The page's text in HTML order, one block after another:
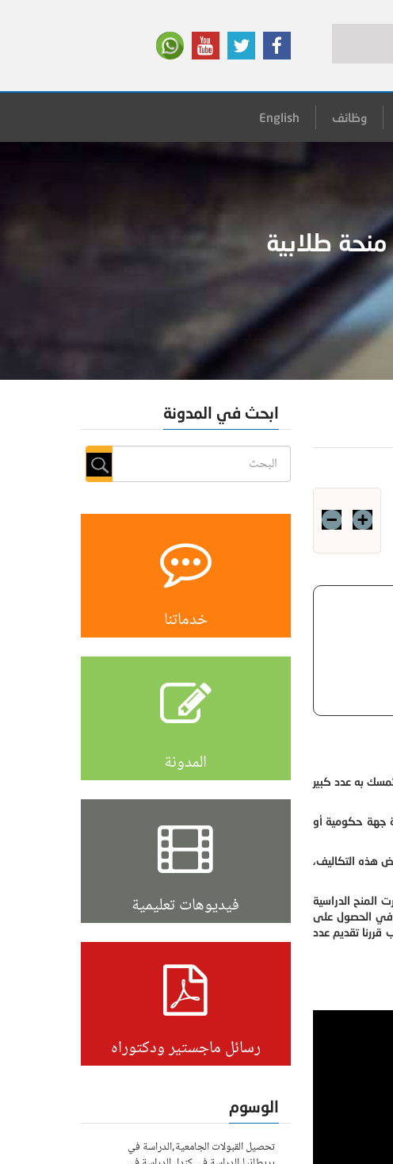
وظائف English
طلابية
به عدد كبير
جهة حكومية أو
هذه التكاليف،
الدراسية
في الحصول على
قررنا تقديم عدد
ابحث في المدونة
خدماتنا
المدونة
فيديوهات تعليمية
رسائل ماجستير ودكتوراه
الوسوم
تحصيل القبولات الجامعية,الدراسة في